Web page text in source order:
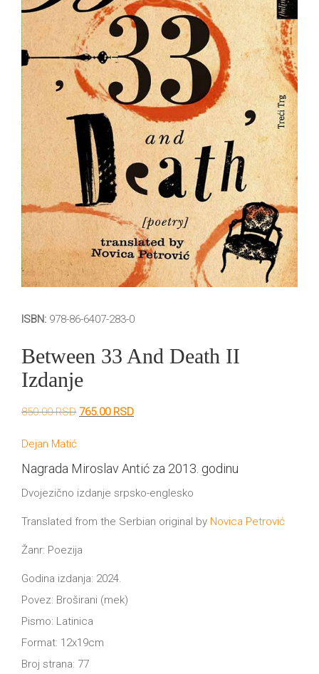
Star
Buka&Bes
NORD
Sredozemlje
Papirna
pozornica
Hommage
12/19
Portreti
NOVOSTI
GIFT
SHOP
NAMA
KNJIŽARA
TREĆE
DRVO
ISBN: 978-86-6407-283-0
Between 33 And Death II
Izdanje
850.00RSD Originalna
850.00 RSD.
765.00 RSDTrenutna
Dejan Matić
Nagrada Miroslav Antić za 2013. godinu
Dvojezično izdanje srpsko-englesko
Translated from the Serbian original by Novica Petrović
Žanr: Poezija
Godina izdanja: 2024.
Povez: Broširani (mek)
Pismo: Latinica
Format: 12x19cm
Broj strana: 77